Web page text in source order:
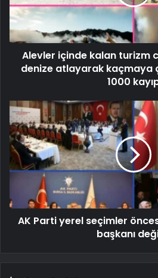
Alevler içinde kalan turizm
denize atlayarak kaçmaya
1000
AK Parti yerel seçimler
başkanı